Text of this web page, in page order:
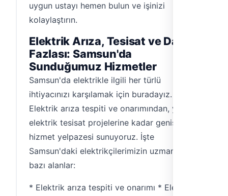
uygun ustayı hemen bulun ve işinizi
kolaylaştırın.
Elektrik Arıza, Tesisat ve Daha
Fazlası: Samsun'da
Sunduğumuz Hizmetler
Samsun'da elektrikle ilgili her türlü
ihtiyacınızı karşılamak için buradayız.
Elektrik arıza tespiti ve onarımından, yeni
elektrik tesisat projelerine kadar geniş bir
hizmet yelpazesi sunuyoruz. İşte
Samsun'daki elektrikçilerimizin uzmanlaştığı
bazı alanlar:
* Elektrik arıza tespiti ve onarımı * Elektrik